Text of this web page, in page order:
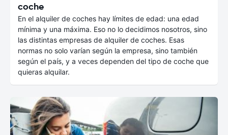
coche
En el alquiler de coches hay límites de edad: una edad
mínima y una máxima. Eso no lo decidimos nosotros, sino
las distintas empresas de alquiler de coches. Esas
normas no solo varían según la empresa, sino también
según el país, y a veces dependen del tipo de coche que
quieras alquilar.